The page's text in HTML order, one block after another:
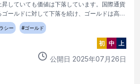
昇していても価値は下落しています。国際通貨
ゴールドに対して下落を続け、ゴールドは高値
続けています。今のゴールド高値圏で損失を避
に買う方法を公開。
シー #ゴールド
初 中 上
公開日 2025年07 月 26日